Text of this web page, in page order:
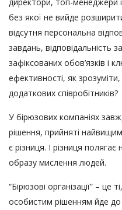
без якої не вийде
відсутня персональна
завдань, відповідальність
зафіксованих обов’язків і
ефективності, як
додаткових співробітників?
У бірюзових компаніях
рішення, прийняті
є різниця. І різниця
образу мислення людей.
“Бірюзові організації” –
особистим рішенням йде до